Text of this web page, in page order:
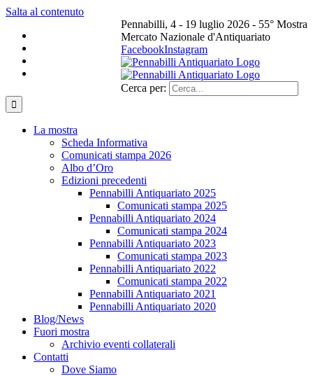
Salta al contenuto
Pennabilli, 4 - 19 luglio 2026 - 55° Mostra
Mercato Nazionale d'Antiquariato
FacebookInstagram
Cerca per:
La mostra
Scheda Informativa
Comunicati stampa 2026
Albo d’Oro
Edizioni precedenti
Pennabilli Antiquariato 2025
Comunicati stampa 2025
Pennabilli Antiquariato 2024
Comunicati stampa 2024
Pennabilli Antiquariato 2023
Comunicati stampa 2023
Pennabilli Antiquariato 2022
Comunicati stampa 2022
Pennabilli Antiquariato 2021
Pennabilli Antiquariato 2020
Blog/News
Fuori mostra
Archivio eventi collaterali
Contatti
Dove Siamo